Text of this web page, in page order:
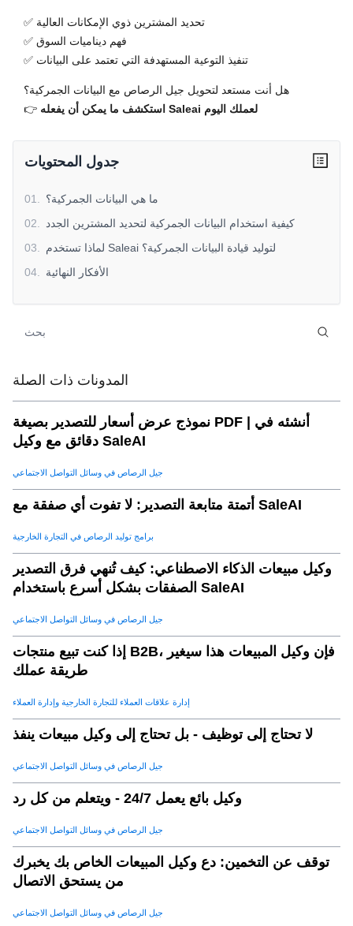
✅ تحديد المشترين ذوي الإمكانات العالية
✅ فهم ديناميات السوق
✅ تنفيذ التوعية المستهدفة التي تعتمد على البيانات
هل أنت مستعد لتحويل جيل الرصاص مع البيانات الجمركية؟
👉
استكشف ما يمكن أن يفعله Saleai لعملك اليوم
جدول المحتويات
01
ما هي البيانات الجمركية؟
02
كيفية استخدام البيانات الجمركية لتحديد المشترين الجدد
03
لماذا تستخدم Saleai لتوليد قيادة البيانات الجمركية؟
04
الأفكار النهائية
المدونات ذات الصلة
نموذج عرض أسعار للتصدير بصيغة PDF | أنشئه في
دقائق مع وكيل SaleAI
جيل الرصاص في وسائل التواصل الاجتماعي
أتمتة متابعة التصدير: لا تفوت أي صفقة مع SaleAI
برامج توليد الرصاص في التجارة الخارجية
وكيل مبيعات الذكاء الاصطناعي: كيف تُنهي فرق التصدير
الصفقات بشكل أسرع باستخدام SaleAI
جيل الرصاص في وسائل التواصل الاجتماعي
إذا كنت تبيع منتجات B2B، فإن وكيل المبيعات هذا سيغير
طريقة عملك
إدارة علاقات العملاء للتجارة الخارجية وإدارة العملاء
لا تحتاج إلى توظيف - بل تحتاج إلى وكيل مبيعات ينفذ
جيل الرصاص في وسائل التواصل الاجتماعي
وكيل بائع يعمل 24/7 - ويتعلم من كل رد
جيل الرصاص في وسائل التواصل الاجتماعي
توقف عن التخمين: دع وكيل المبيعات الخاص بك يخبرك
من يستحق الاتصال
جيل الرصاص في وسائل التواصل الاجتماعي